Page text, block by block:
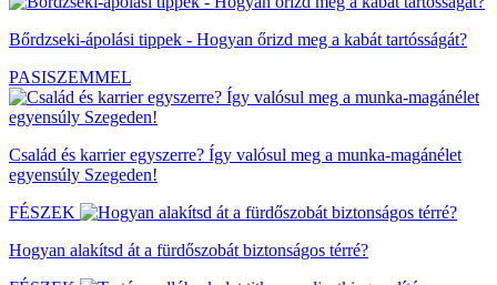
Bőrdzseki-ápolási tippek - Hogyan őrizd meg a kabát tartósságát?
PASISZEMMEL
Család és karrier egyszerre? Így valósul meg a munka-magánélet
egyensúly Szegeden!
FÉSZEK
Hogyan alakítsd át a fürdőszobát biztonságos térré?